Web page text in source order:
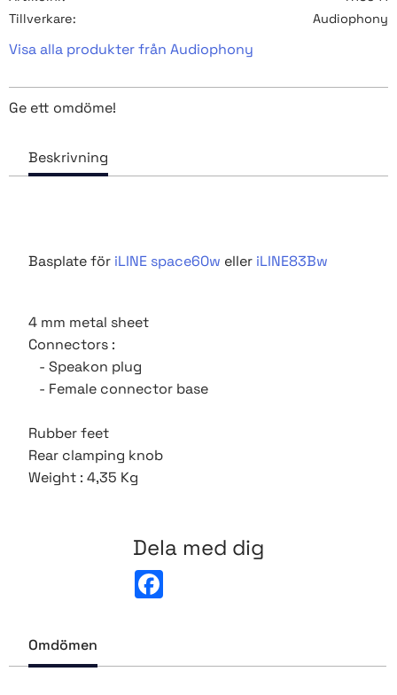
Tillverkare
Audiophony
Visa alla produkter från Audiophony
Ge ett omdöme!
Basplate för iLINE space60w eller iLINE83Bw
4 mm metal sheet
Connectors :
- Speakon plug
- Female connector base
Rubber feet
Rear clamping knob
Weight : 4,35 Kg
Dela med dig
o
Omdömen